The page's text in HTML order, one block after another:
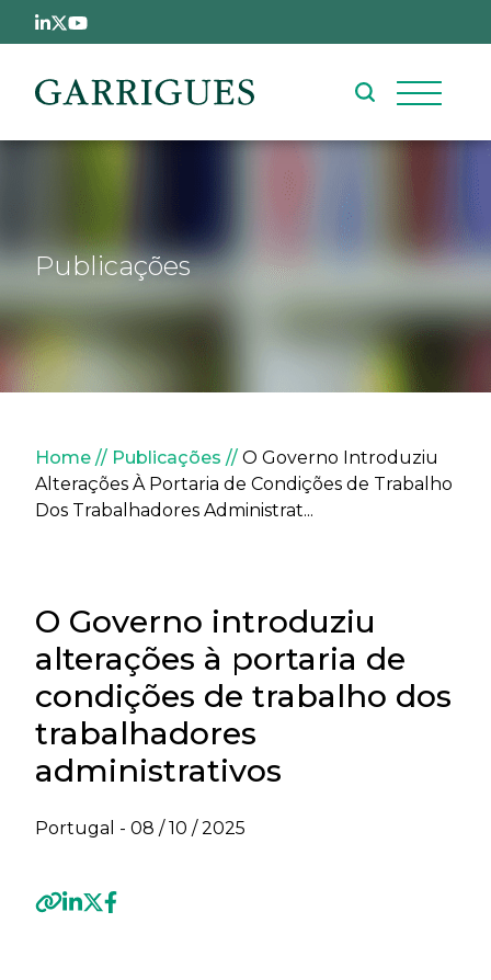
Passar para o conteúdo principal
Publicações
Navegação estrutural
Home Publicações
O Governo Introduziu
Alterações À Portaria de Condições de Trabalho
Dos Trabalhadores Administrat...
O Governo introduziu
alterações à portaria de
condições de trabalho dos
trabalhadores
administrativos
Portugal - 08 / 10 / 2025